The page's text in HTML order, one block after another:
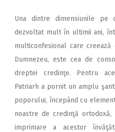
Una dintre dimensiunile pe
dezvoltat mult în ultimii ani,
multiconfesional care
Dumnezeu, este cea de
dreptei credinţe. Pentru
Patriarh a pornit un amplu
poporului, începând cu
noastre de credinţă
imprimare a acestor